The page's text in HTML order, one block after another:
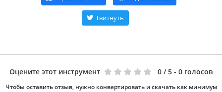
Твитнуть
Оцените этот инструмент 0 / 5 - 0 голосов
Чтобы оставить отзыв, нужно конвертировать и скачать как минимум